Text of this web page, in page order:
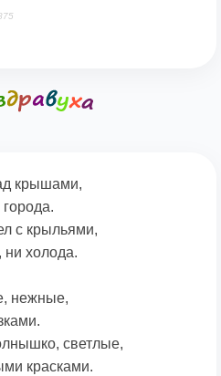
крышами,
с крыльями,
ни холода.
нежные,
светлые,
красками.